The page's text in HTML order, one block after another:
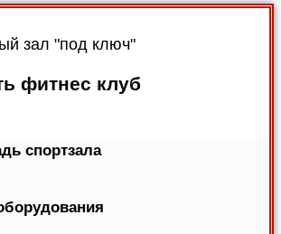
зал "под ключ"
фитнес клуб
спортзала